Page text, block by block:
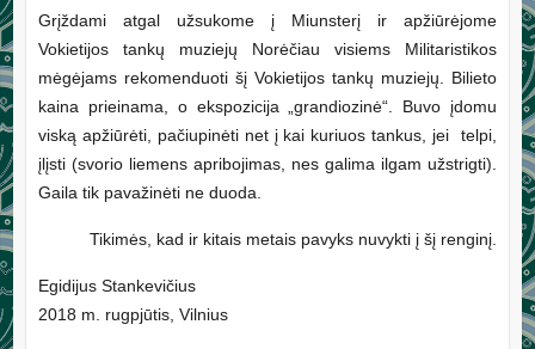
Grįždami atgal užsukome į Miunsterį ir apžiūrėjome
Vokietijos tankų muziejų Norėčiau visiems Militaristikos
mėgėjams rekomenduoti šį Vokietijos tankų muziejų. Bilieto
kaina prieinama, o ekspozicija „grandiozinė“. Buvo įdomu
viską apžiūrėti, pačiupinėti net į kai kuriuos tankus, jei telpi,
įlįsti (svorio liemens apribojimas, nes galima ilgam užstrigti).
Gaila tik pavažinėti ne duoda.
Tikimės, kad ir kitais metais pavyks nuvykti į šį renginį.
Egidijus Stankevičius
2018 m. rugpjūtis, Vilnius